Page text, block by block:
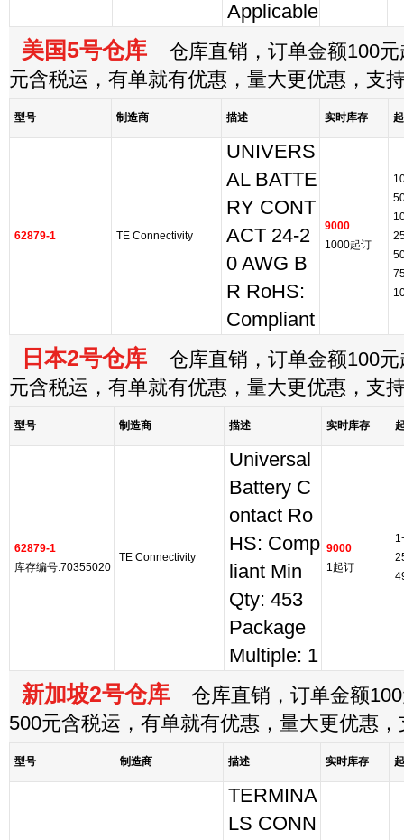
Applicable
美国5号仓库 仓库直销，订单金额100元
元含税运，有单就有优惠，量大更优惠，支
型号 制造商 描述 实时库存
62879-1 TE Connectivity
UNIVERS
AL BATTE
RY CONT
ACT 24-2
0 AWG B
R RoHS:
Compliant
9000
1000起订
日本2号仓库 仓库直销，订单金额100元
元含税运，有单就有优惠，量大更优惠，支
型号 制造商 描述 实时库存
62879-1
库存编号:70355020
TE Connectivity
Universal
Battery C
ontact Ro
HS: Comp
liant Min
Qty: 453
Package
Multiple: 1
9000
1起订
新加坡2号仓库 仓库直销，订单金额
500元含税运，有单就有优惠，量大更优惠
型号 制造商 描述 实时库存
TERMINA
LS CONN